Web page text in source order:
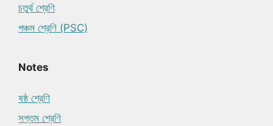
চতুর্থ শ্রেণি
পঞ্চম শ্রেণি (PSC)
Notes
ষষ্ঠ শ্রেণি
সপ্তম শ্রেণি